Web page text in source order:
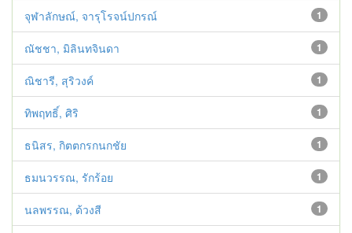
1
จุฬาลักษณ์, จารุโรจน์ปกรณ์
1
ณัชชา, มิลินทจินดา
1
ณิชารี, สุริวงค์
1
ทิพฤทธิ์, ศิริ
1
ธนิสร, กิตตกรกนกชัย
1
ธมนวรรณ, รักร้อย
1
นลพรรณ, ด้วงสี